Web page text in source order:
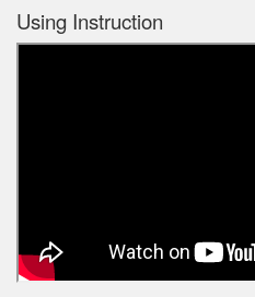
Using Instruction